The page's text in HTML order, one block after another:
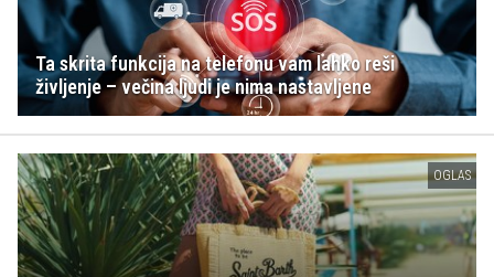
Ta skrita funkcija na telefonu vam lahko reši
življenje – večina ljudi je nima nastavljene
OGLAS